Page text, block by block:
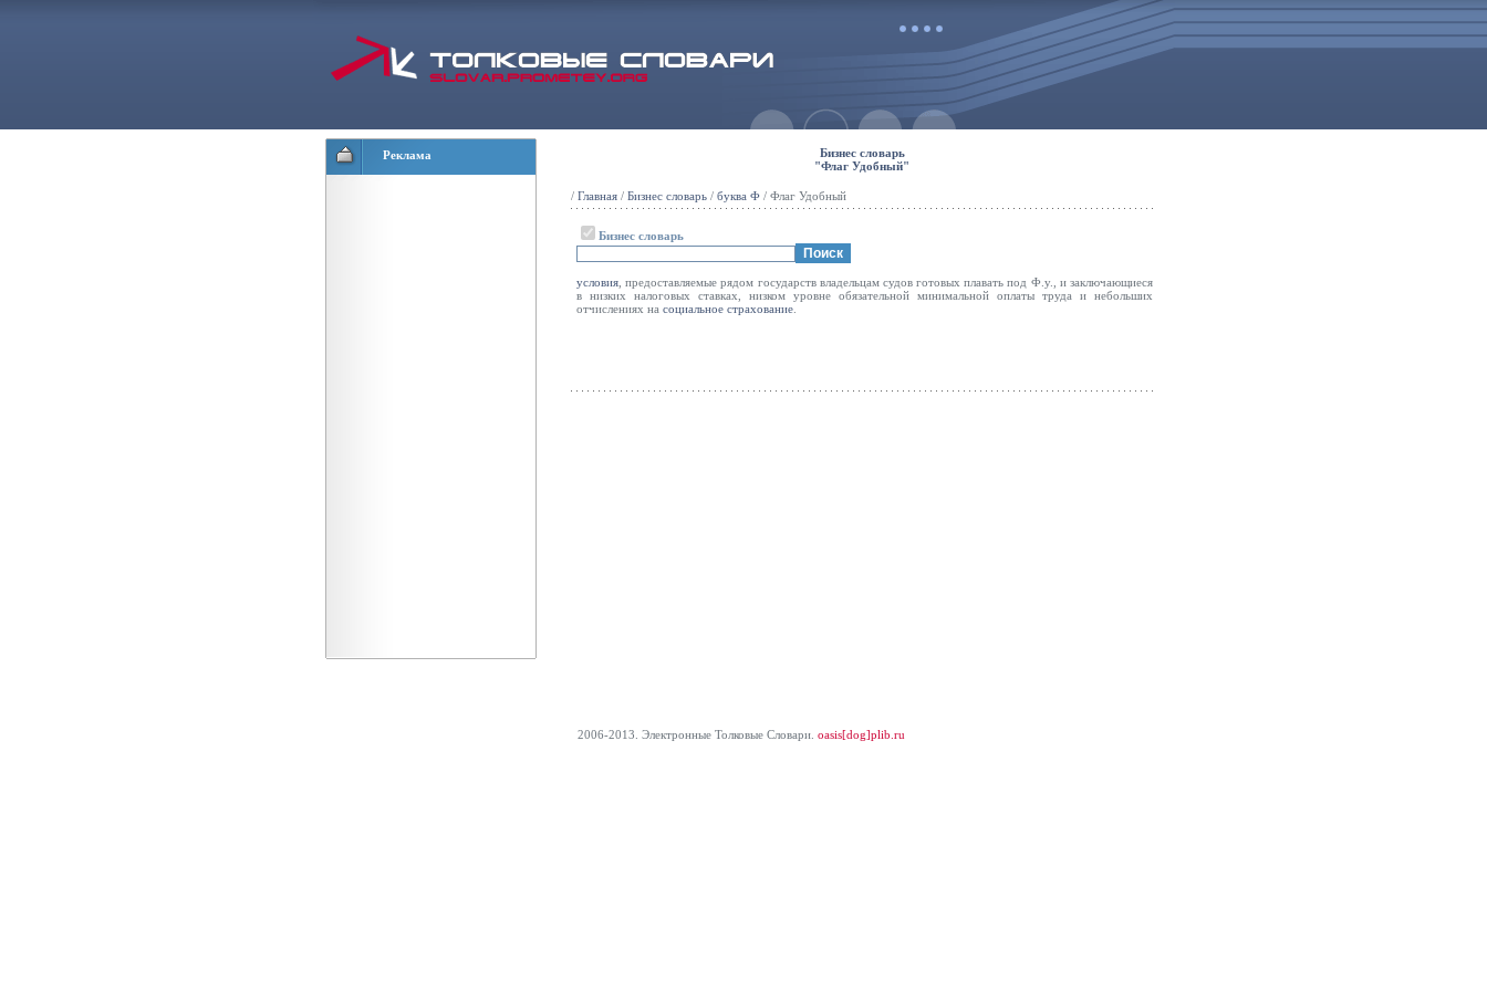
Реклама
Бизнес словарь
"Флаг Удобный"
/ Главная / Бизнес словарь / буква Ф / Флаг Удобный
Бизнес словарь
условия , предоставляемые рядом государств владельцам судов готовых плавать под Ф.у., и заключающиеся
в низких налоговых ставках, низком уровне обязательной минимальной оплаты труда и небольших
отчислениях на социальное страхование
2006-2013. Электронные Толковые Cловари. oasis[dog]plib.ru